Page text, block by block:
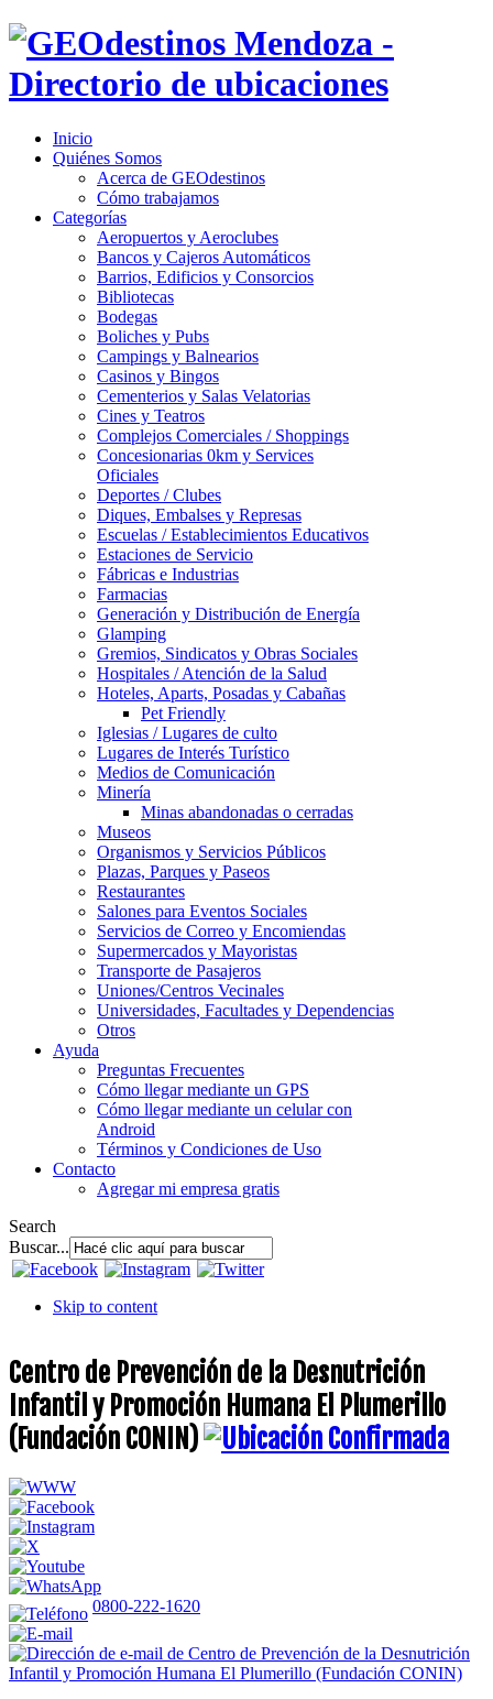
Inicio
Quiénes Somos
Acerca de GEOdestinos
Cómo trabajamos
Categorías
Aeropuertos y Aeroclubes
Bancos y Cajeros Automáticos
Barrios, Edificios y Consorcios
Bibliotecas
Bodegas
Boliches y Pubs
Campings y Balnearios
Casinos y Bingos
Cementerios y Salas Velatorias
Cines y Teatros
Complejos Comerciales / Shoppings
Concesionarias 0km y Services
Oficiales
Deportes / Clubes
Diques, Embalses y Represas
Escuelas / Establecimientos Educativos
Estaciones de Servicio
Fábricas e Industrias
Farmacias
Generación y Distribución de Energía
Glamping
Gremios, Sindicatos y Obras Sociales
Hospitales / Atención de la Salud
Hoteles, Aparts, Posadas y Cabañas
Pet Friendly
Iglesias / Lugares de culto
Lugares de Interés Turístico
Medios de Comunicación
Minería
Minas abandonadas o cerradas
Museos
Organismos y Servicios Públicos
Plazas, Parques y Paseos
Restaurantes
Salones para Eventos Sociales
Servicios de Correo y Encomiendas
Supermercados y Mayoristas
Transporte de Pasajeros
Uniones/Centros Vecinales
Universidades, Facultades y Dependencias
Otros
Ayuda
Preguntas Frecuentes
Cómo llegar mediante un GPS
Cómo llegar mediante un celular con
Android
Términos y Condiciones de Uso
Contacto
Agregar mi empresa gratis
Search
Buscar...
Skip to content
Centro de Prevención de la Desnutrición
Infantil y Promoción Humana El Plumerillo
(Fundación CONIN)
0800-222-1620